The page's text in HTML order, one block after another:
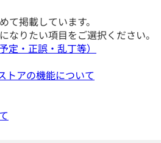
て掲載しています。
なりたい項目をご選択ください。
定・正誤・乱丁等）
トアの機能について